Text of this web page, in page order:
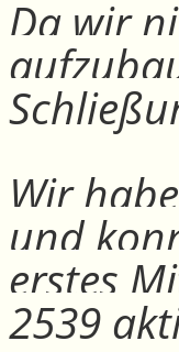
Da wir
Wir
und
erstes
2539